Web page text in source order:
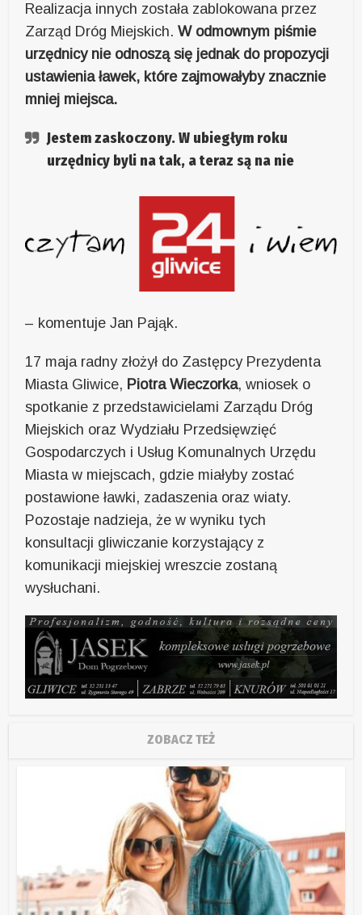
Realizacja innych została zablokowana przez
Zarząd Dróg Miejskich.W odmownym piśmie
urzędnicy nie odnoszą się jednak do propozycji
ustawienia ławek, które zajmowałyby znacznie
mniej miejsca.
Jestem zaskoczony. W ubiegłym roku
urzędnicy byli na tak, a teraz są na nie
– komentuje Jan Pająk.
17 maja radny złożył do Zastępcy Prezydenta
Miasta Gliwice, Piotra Wieczorka, wniosek o
spotkanie z przedstawicielami Zarządu Dróg
Miejskich oraz Wydziału Przedsięwzięć
Gospodarczych i Usług Komunalnych Urzędu
Miasta w miejscach, gdzie miałyby zostać
postawione ławki, zadaszenia oraz wiaty.
Pozostaje nadzieja, że w wyniku tych
konsultacji gliwiczanie korzystający z
komunikacji miejskiej wreszcie zostaną
wysłuchani.
ZOBACZ TEŻ